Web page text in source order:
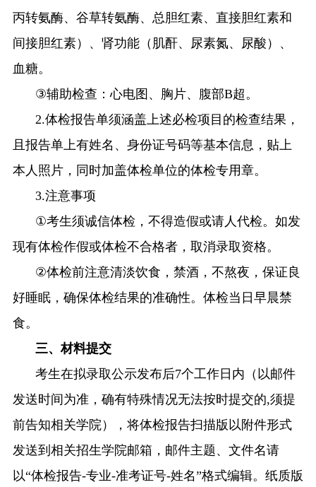
丙转氨酶、谷草转氨酶、总胆红素、直接胆红素和
间接胆红素）、肾功能（肌酐、尿素氮、尿酸）、
血糖。
③辅助检查：心电图、胸片、腹部B超。
2.体检报告单须涵盖上述必检项目的检查结果，
且报告单上有姓名、身份证号码等基本信息，贴上
本人照片，同时加盖体检单位的体检专用章。
3.注意事项
①考生须诚信体检，不得造假或请人代检。如发
现有体检作假或体检不合格者，取消录取资格。
②体检前注意清淡饮食 ， 禁酒，不熬夜，保证良
好睡眠，确保体检结果的准确性。体检当日早晨禁
食。
三、材料提交
考生在拟录取公示发布后7个工作日 内（以邮件
发送时间为准，确有特殊情况无法按时提交的,须提
前告知相关学院），将体检报告扫描版以附件形式
发送到相关招生学院邮箱，邮件主题、文件名请
以“体检报告-专业-准考证号-姓名”格式编辑。纸质版